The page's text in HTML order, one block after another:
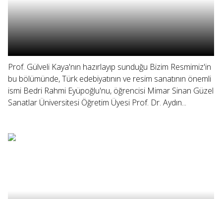
Prof. Gülveli Kaya'nın hazırlayıp sunduğu Bizim Resmimiz'in
bu bölümünde, Türk edebiyatının ve resim sanatının önemli
ismi Bedri Rahmi Eyüpoğlu'nu, öğrencisi Mimar Sinan Güzel
Sanatlar Üniversitesi Öğretim Üyesi Prof. Dr. Aydın...